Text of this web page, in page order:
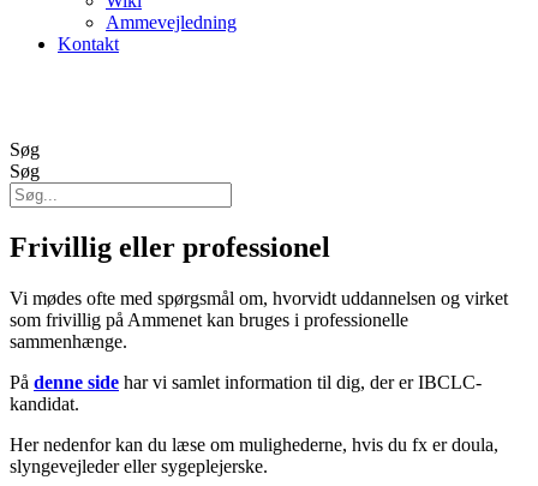
Ammevejledning
Kontakt
Søg
Søg
Frivillig eller professionel
Vi mødes ofte med spørgsmål om, hvorvidt uddannelsen og virket
som frivillig på Ammenet kan bruges i professionelle
sammenhænge.
På denne side har vi samlet information til dig, der er IBCLC-
kandidat.
Her nedenfor kan du læse om mulighederne, hvis du fx er doula,
slyngevejleder eller sygeplejerske.